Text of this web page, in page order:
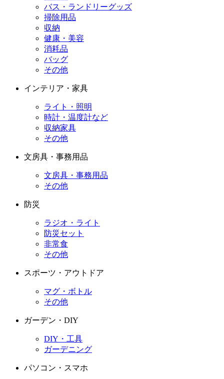
バス・ランドリーグッズ
掃除用品
収納
健康・美容
消耗品
バッグ
その他
インテリア・家具
ライト・照明
時計・温度計など
収納家具
その他
文房具・事務用品
文房具・事務用品
その他
防災
ラジオ・ライト
防災セット
非常食
その他
スポーツ・アウトドア
マグ・ボトル
その他
ガーデン・DIY
DIY・工具
ガーデニング
パソコン・スマホ